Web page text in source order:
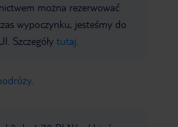
można rezerwować
wypoczynku, jesteśmy do
Szczegóły tutaj
.